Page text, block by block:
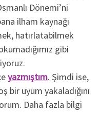
Dönemi’ni
ilham kaynağı
hatırlatabilmek
gibi
yazmıştım. Şimdi ise,
bir uyum yakaladığını
Daha fazla bilgi